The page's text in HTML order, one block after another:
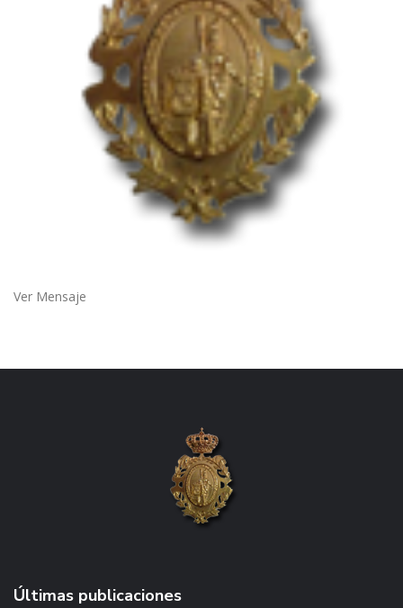
Ver Mensaje
Últimas publicaciones